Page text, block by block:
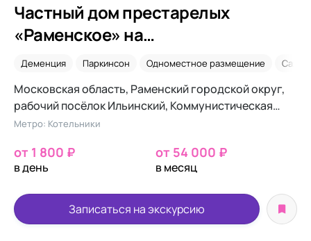
Частный дом престарелых
«Раменское» на
Коммунистической
Деменция Паркинсон Одноместное размещение
Московская область, Раменский городской округ,
рабочий посёлок Ильинский, Коммунистическая
улица, 123
Метро: Котельники
от 1 800 ₽
в день
от 54 000 ₽
в месяц
Записаться на экскурсию